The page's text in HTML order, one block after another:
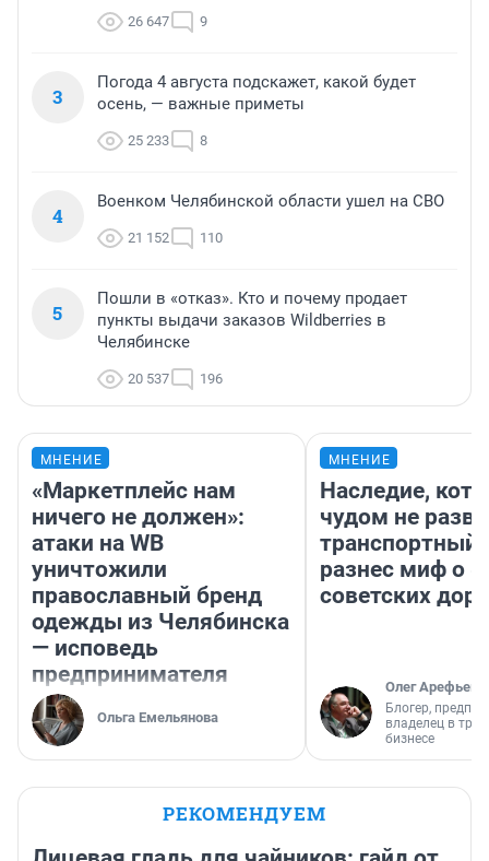
26 647 9
3
Погода 4 августа подскажет, какой будет
осень, — важные приметы
25 233 8
4
Военком Челябинской области ушел на СВО
21 152 110
5
Пошли в «отказ». Кто и почему продает
пункты выдачи заказов Wildberries в
Челябинске
20 537 196
МНЕНИЕ
«Маркетплейс нам
ничего не должен»:
атаки на WB
уничтожили
православный бренд
одежды из Челябинска
— исповедь
предпринимателя
Ольга Емельянова
МНЕНИЕ
Наследие,
чудом не
транспортный
разнес миф о
советских
Олег Арефьев
Блогер,
владелец в
бизнесе
РЕКОМЕНДУЕМ